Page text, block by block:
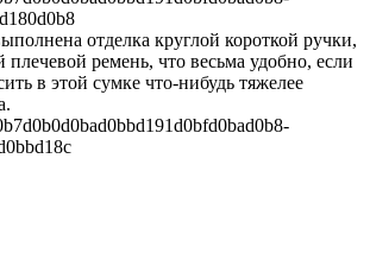
отделка круглой короткой ручки,
ремень, что весьма удобно, если
в этой сумке что-нибудь тяжелее